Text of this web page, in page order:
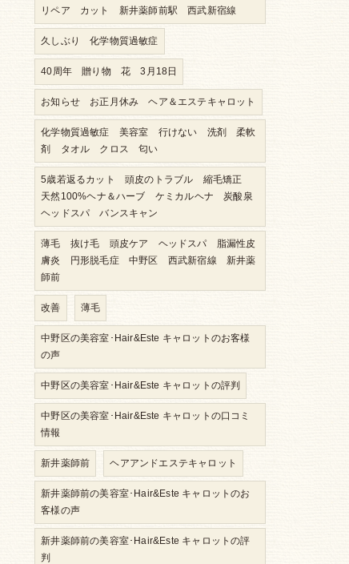
リペア カット 新井薬師前駅 西武新宿線
久しぶり 化学物質過敏症
40周年 贈り物 花 3月18日
お知らせ お正月休み ヘア＆エステキャロット
化学物質過敏症 美容室 行けない 洗剤 柔軟
剤 タオル クロス 匂い
5歳若返るカット 頭皮のトラブル 縮毛矯正
天然100%ヘナ＆ハーブ ケミカルヘナ 炭酸泉
ヘッドスパ バンスキャン
薄毛 抜け毛 頭皮ケア ヘッドスパ 脂漏性皮
膚炎 円形脱毛症 中野区 西武新宿線 新井薬
師前
改善 薄毛
中野区の美容室･Hair&Este キャロットのお客様
の声
中野区の美容室･Hair&Este キャロットの評判
中野区の美容室･Hair&Este キャロットの口コミ
情報
新井薬師前 ヘアアンドエステキャロット
新井薬師前の美容室･Hair&Este キャロットのお
客様の声
新井薬師前の美容室･Hair&Este キャロットの評
判